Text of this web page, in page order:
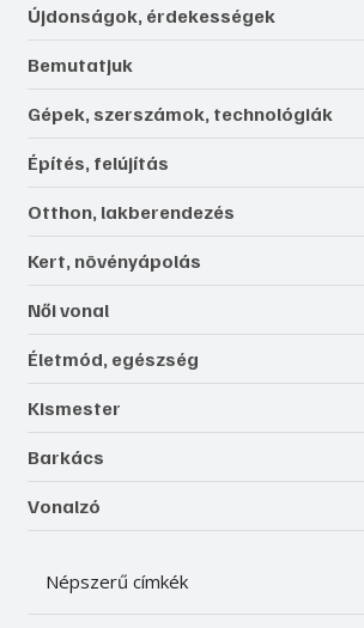
Újdonságok, érdekességek
Bemutatjuk
Gépek, szerszámok, technológiák
Építés, felújítás
Otthon, lakberendezés
Kert, növényápolás
Női vonal
Életmód, egészség
Kismester
Barkács
Vonalzó
Népszerű címkék